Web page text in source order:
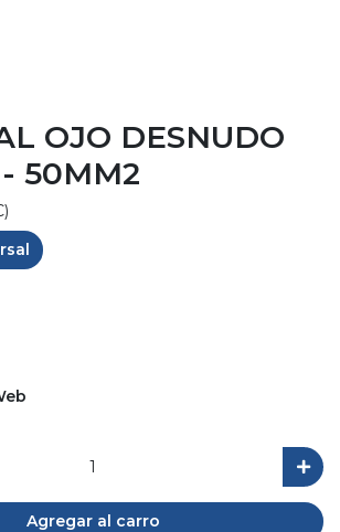
OJO DESNUDO
50MM2
Agregar al carro